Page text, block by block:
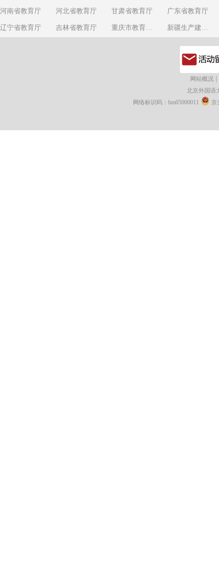
河南省教育厅 河北省教育厅 甘肃省教育厅 广东省教育厅
辽宁省教育厅 吉林省教育厅 重庆市教育委员会 新疆生产建设兵团教育局
网站概况
北京外国语
网络标识码：bm05000011
京